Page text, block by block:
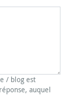
/ blog est
auquel